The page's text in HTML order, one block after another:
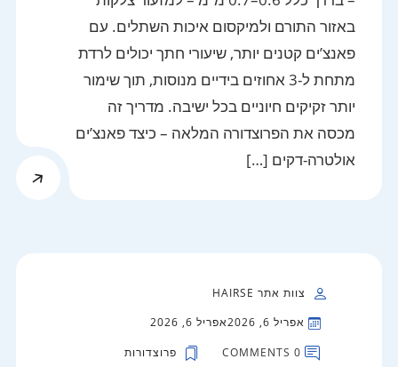
באזור התורם ולמיקסום איכות השתלים. עם
פאנצ’ים קטנים יותר, שיעורי חתך יכולים לרדת
מתחת ל-3 אחוזים בידיים מנוסות, תוך שימור
יותר זקיקים חיוניים בכל ישיבה. מדריך זה
מכסה את הפרוצדורה המלאה – כיצד פאנצ’ים
אולטרה-דקים […]
צוות אתר HAIRSE
אפריל 6, 2026
אפריל 6, 2026
0 COMMENTS
פרוצדורות